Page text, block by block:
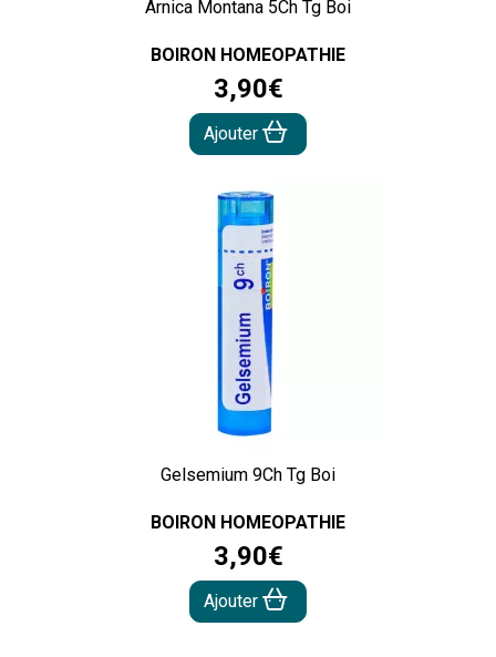
Arnica Montana 5Ch Tg Boi
BOIRON HOMEOPATHIE
3,90€
Ajouter
Gelsemium 9Ch Tg Boi
BOIRON HOMEOPATHIE
3,90€
Ajouter